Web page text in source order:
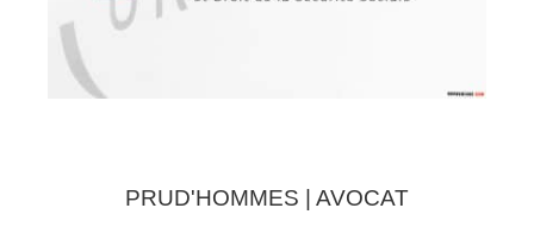
PRUD'HOMMES | AVOCAT